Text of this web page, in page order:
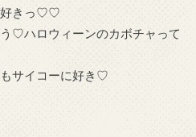
好きっ♡♡
♡ハロウィーンのカボチャって
サイコーに好き♡